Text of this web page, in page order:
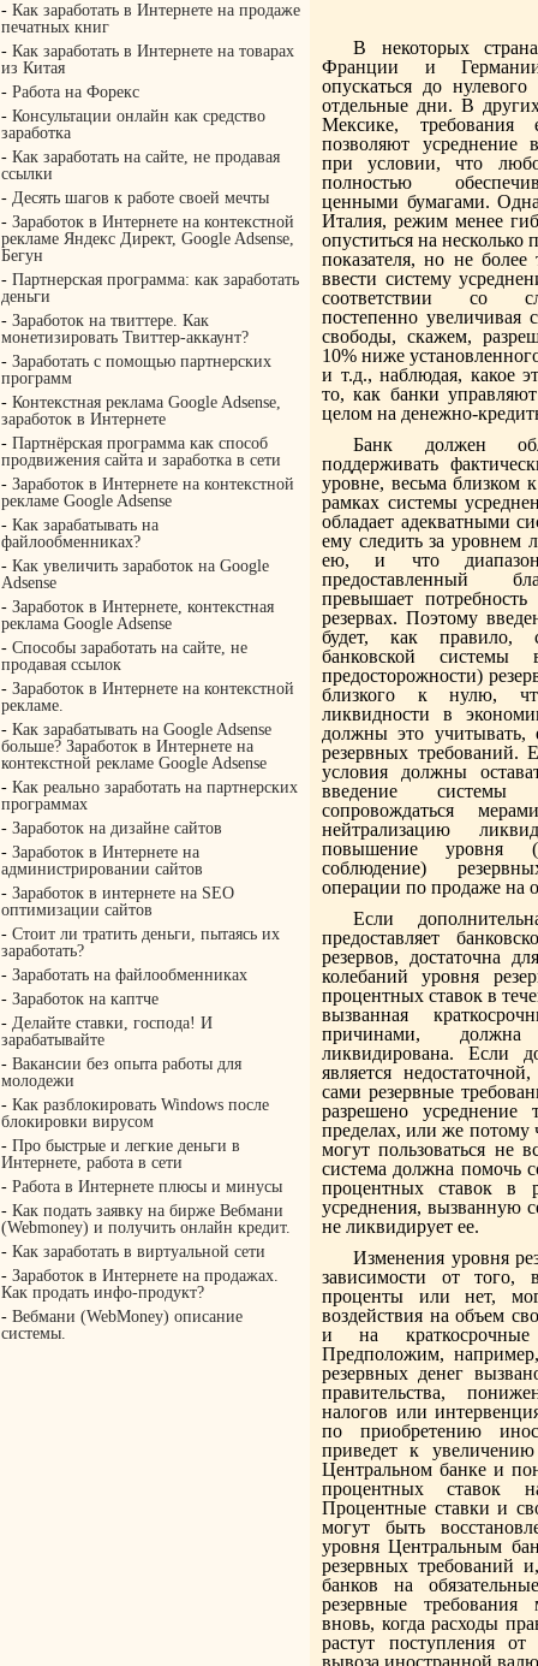
- Как заработать в Интернете на продаже
печатных книг
- Как заработать в Интернете на товарах
из Китая
- Работа на Форекс
- Консультации онлайн как средство
заработка
- Как заработать на сайте, не продавая
ссылки
- Десять шагов к работе своей мечты
- Заработок в Интернете на контекстной
рекламе Яндекс Директ, Google Adsense,
Бегун
- Партнерская программа: как заработать
деньги
- Заработок на твиттере. Как
монетизировать Твиттер-аккаунт?
- Заработать с помощью партнерских
программ
- Контекстная реклама Google Adsense,
заработок в Интернете
- Партнёрская программа как способ
продвижения сайта и заработка в сети
- Заработок в Интернете на контекстной
рекламе Google Adsense
- Как зарабатывать на
файлообменниках?
- Как увеличить заработок на Google
Adsense
- Заработок в Интернете, контекстная
реклама Google Adsense
- Способы заработать на сайте, не
продавая ссылок
- Заработок в Интернете на контекстной
рекламе.
- Как зарабатывать на Google Adsense
больше? Заработок в Интернете на
контекстной рекламе Google Adsense
- Как реально заработать на партнерских
программах
- Заработок на дизайне сайтов
- Заработок в Интернете на
администрировании сайтов
- Заработок в интернете на SEO
оптимизации сайтов
- Стоит ли тратить деньги, пытаясь их
заработать?
- Заработать на файлообменниках
- Заработок на каптче
- Делайте ставки, господа! И
зарабатывайте
- Вакансии без опыта работы для
молодежи
- Как разблокировать Windows после
блокировки вирусом
- Про быстрые и легкие деньги в
Интернете, работа в сети
- Работа в Интернете плюсы и минусы
- Как подать заявку на бирже Вебмани
(Webmoney) и получить онлайн кредит.
- Как заработать в виртуальной сети
- Заработок в Интернете на продажах.
Как продать инфо-продукт?
- Вебмани (WebMoney) описание
системы.
В некоторых
Франции и
опускаться до
отдельные дни. В
Мексике,
позволяют усреднение
при условии, что
полностью
ценными бумагами.
Италия, режим менее
опуститься на
показателя, но не
ввести систему
соответствии со
постепенно увеличивая
свободы, скажем,
10% ниже
и т.д., наблюдая, какое
то, как банки
целом на денежно-
Банк должен
поддерживать
уровне, весьма близком
рамках системы
обладает адекватными
ему следить за уровнем
ею, и что диапазон
предоставленный
превышает
резервах. Поэтому
будет, как правило,
банковской системы
предосторожности)
близкого к нулю,
ликвидности в
должны это учитывать,
резервных требований.
условия должны
введение системы
сопровождаться
нейтрализацию
повышение уровня
соблюдение)
операции по продаже на
Если
предоставляет
резервов, достаточна
колебаний уровня
процентных ставок в
вызванная
причинами,
ликвидирована. Если
является
сами резервные
разрешено усреднение
пределах, или же потому
могут пользоваться не
система должна помочь
процентных ставок в
усреднения, вызванную
не ликвидирует ее.
Изменения уровня
зависимости от того,
проценты или нет,
воздействия на объем
и на краткосрочные
Предположим,
резервных денег
правительства,
налогов или
по приобретению
приведет к
Центральном банке и
процентных ставок
Процентные ставки и
могут быть
уровня Центральным
резервных требований
банков на
резервные
вновь, когда расходы
растут поступления
вывоза иностранной